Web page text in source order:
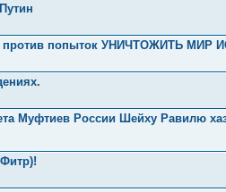
против попыток УНИЧТОЖИТЬ МИР
Муфтиев России Шейху Равилю